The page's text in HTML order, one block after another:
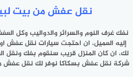
نقل عفش من بيت
نفك غرف النوم والسرائر والدواليب وكل
إليه العميل، ان احتجت سيارات نقل عفش او
لك، ان كان المنزل قريب سنقوم بفك ونقل
شركة نقل عفش بسكاكا نوفر لك نقل عفش